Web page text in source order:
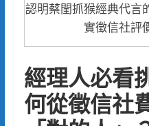
認明蔡閨抓猴經典代言
實徵信社評
經理人必看
何從徵信社